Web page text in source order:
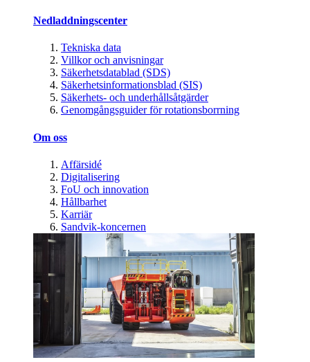
Nedladdningscenter
Tekniska data
Villkor och anvisningar
Säkerhetsdatablad (SDS)
Säkerhetsinformationsblad (SIS)
Säkerhets- och underhållsåtgärder
Genomgångsguider för rotationsborrning
Om oss
Affärsidé
Digitalisering
FoU och innovation
Hållbarhet
Karriär
Sandvik-koncernen